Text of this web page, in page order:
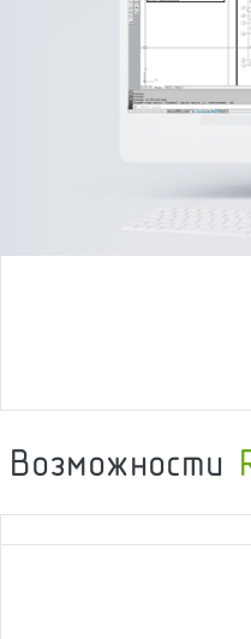
Возможности